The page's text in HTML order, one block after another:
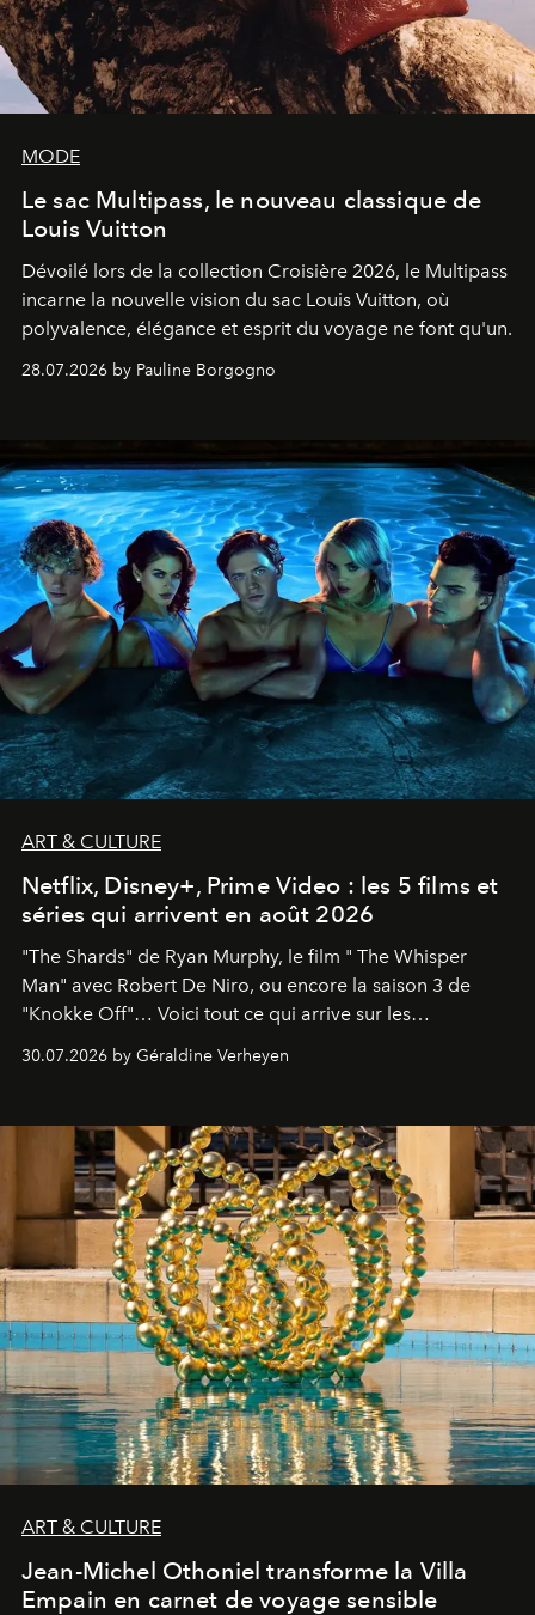
MODE
Le sac Multipass, le nouveau classique de
Louis Vuitton
Dévoilé lors de la collection Croisière 2026, le Multipass
incarne la nouvelle vision du sac Louis Vuitton, où
polyvalence, élégance et esprit du voyage ne font qu'un.
28.07.2026 by Pauline Borgogno
ART & CULTURE
Netflix, Disney+, Prime Video : les 5 films et
séries qui arrivent en août 2026
"The Shards" de Ryan Murphy, le film " The Whisper
Man" avec Robert De Niro, ou encore la saison 3 de
"Knokke Off"… Voici tout ce qui arrive sur les
plateformes de streaming en août 2026.
30.07.2026 by Géraldine Verheyen
ART & CULTURE
Jean-Michel Othoniel transforme la Villa
Empain en carnet de voyage sensible